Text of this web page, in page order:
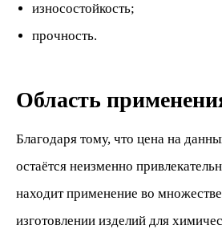
износостойкость;
прочность.
Область
Благодаря тому, что цена на
остаётся неизменно
находит применение во
изготовлении изделий для